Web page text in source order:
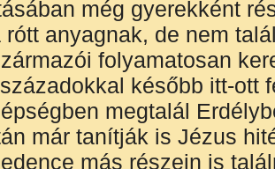
még gyerekként
rótt anyagnak, de nem
folyamatosan
később itt-ott
megtalál
már tanítják is Jézus
más részein is